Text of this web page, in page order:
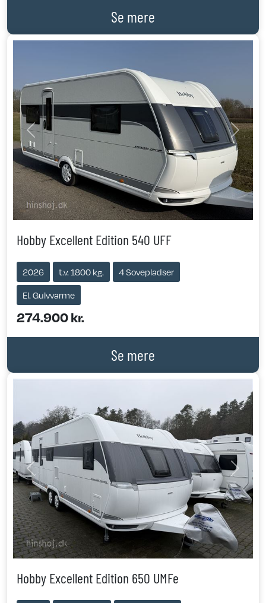
Se mere
Previous Next
Hobby Excellent Edition 540 UFF
2026 t.v. 1800 kg.
4 Sovepladser
El. Gulvvarme
274.900 kr.
Se mere
Previous Next
Hobby Excellent Edition 650 UMFe